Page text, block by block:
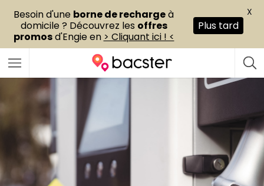
Besoin d'une borne de rechargeà
domicile ? Découvrez les offres
promosd'Engie en > Cliquant ici ! <
Plus tard
X